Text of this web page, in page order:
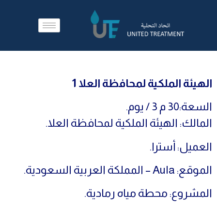
الهيئة الملكية لمحافظة العلا 1
السعة:30 م 3 / يوم.
المالك: الهيئة الملكية لمحافظة العلا.
العميل: أسترا.
الموقع: Aula – المملكة العربية السعودية.
المشروع: محطة مياه رمادية.